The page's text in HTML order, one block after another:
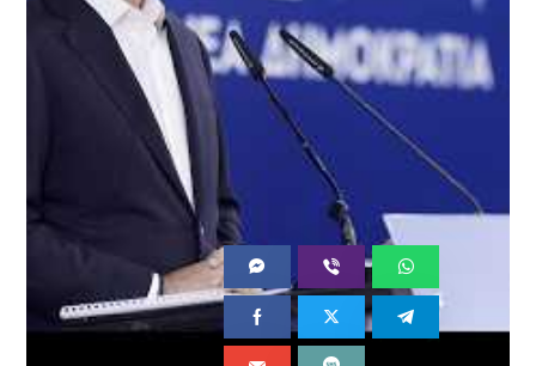
Το πρωτότυπο άρθρο
https://www.tovima.gr/2026/06/10/
ανήκει στο
Πολιτική – ΤΟ ΒΗΜΑ